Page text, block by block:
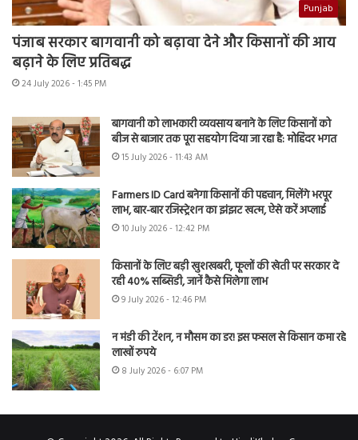
Punjab
पंजाब सरकार बागवानी को बढ़ावा देने और किसानों की आय
बढ़ाने के लिए प्रतिबद्ध
24 July 2026 - 1:45 PM
बागवानी को लाभकारी व्यवसाय बनाने के लिए किसानों को
बीज से बाजार तक पूरा सहयोग दिया जा रहा है: मोहिंदर भगत
15 July 2026 - 11:43 AM
Farmers ID Card बनेगा किसानों की पहचान, मिलेंगे भरपूर
लाभ, बार-बार रजिस्ट्रेशन का झंझट खत्म, ऐसे करें अप्लाई
10 July 2026 - 12:42 PM
किसानों के लिए बड़ी खुशखबरी, फूलों की खेती पर सरकार दे
रही 40% सब्सिडी, जानें कैसे मिलेगा लाभ
9 July 2026 - 12:46 PM
न मंडी की टेंशन, न मौसम का डर! इस फसल से किसान कमा रहे
लाखों रुपये
8 July 2026 - 6:07 PM